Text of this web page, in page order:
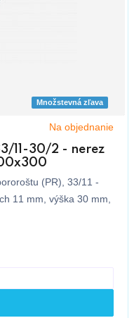
Množstevná zľava
Na objednanie
11-30/2 - nerez
(PR), 33/11 -
11 mm, výška 30 mm,